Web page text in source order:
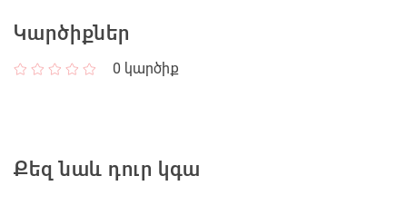
Կարծիքներ
0 կարծիք
Քեզ նաև դուր կգա